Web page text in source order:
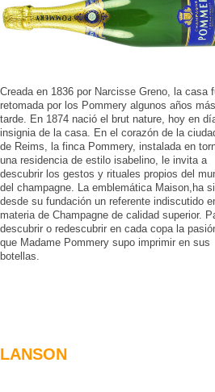
Creada en 1836 por Narcisse Greno, la casa
retomada por los Pommery algunos años más
tarde. En 1874 nació el brut nature, hoy en
insignia de la casa. En el corazón de la
de Reims, la finca Pommery, instalada en
una residencia de estilo isabelino, le invita a
descubrir los gestos y rituales propios del
del champagne. La emblemática Maison,ha
desde su fundación un referente indiscutido
materia de Champagne de calidad superior.
descubrir o redescubrir en cada copa la
que Madame Pommery supo imprimir en sus
botellas.
LANSON